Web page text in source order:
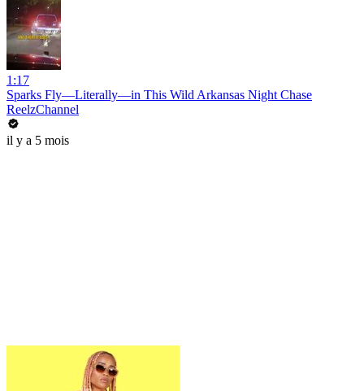
1:17
Sparks Fly—Literally—in This Wild Arkansas Night Chase
ReelzChannel
il y a 5 mois